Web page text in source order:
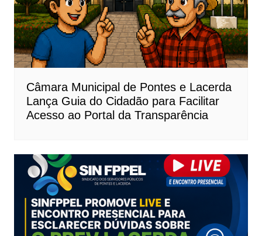
Câmara Municipal de Pontes e Lacerda
Lança Guia do Cidadão para Facilitar
Acesso ao Portal da Transparência